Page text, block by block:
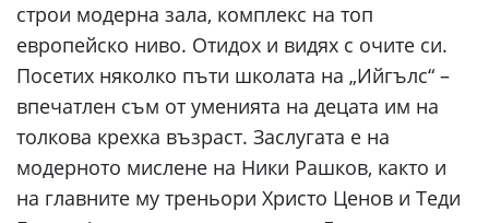
строи модерна зала, комплекс на топ
европейско ниво. Отидох и видях с очите си.
Посетих няколко пъти школата на „Ийгълс“ –
впечатлен съм от уменията на децата им на
толкова крехка възраст. Заслугата е на
модерното мислене на Ники Рашков, както и
на главните му треньори Христо Ценов и Теди